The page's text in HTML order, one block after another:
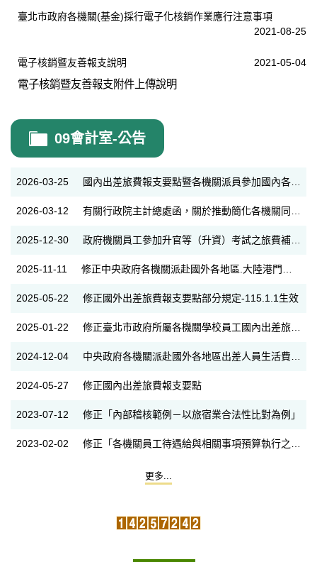
臺北市政府各機關(基金)採行電子化核銷作業應行注意事項
2021-08-25
電子核銷暨友善報支說明 2021-05-04
電子核銷暨友善報支附件上傳說明
09會計室-公告
2026-03-25 國內出差旅費報支要點暨各機關派員參加國內各項訓練或講習費用補助要點解釋彙編
2026-03-12 有關行政院主計總處函，關於推動簡化各機關同仁短程洽公搭乘計程車結報方式一案
2025-12-30 政府機關員工參加升官等（升資）考試之旅費補助事宜
2025-11-11 修正中央政府各機關派赴國外各地區.大陸港門出差人員生活費日支數額表
2025-05-22 修正國外出差旅費報支要點部分規定-115.1.1生效
2025-01-22 修正臺北市政府所屬各機關學校員工國內出差旅費之雜費報支注意事項第二點
2024-12-04 中央政府各機關派赴國外各地區出差人員生活費日支數額表(114.1.1起適用)
2024-05-27 修正國內出差旅費報支要點
2023-07-12 修正「內部稽核範例－以旅宿業合法性比對為例」
2023-02-02 修正「各機關員工待遇給與相關事項預算執行之權責分工表」
更多...